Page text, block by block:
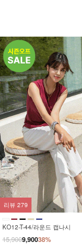
KO12-T-44/라운드 캡나시
38%
15,9009,900
리뷰 279